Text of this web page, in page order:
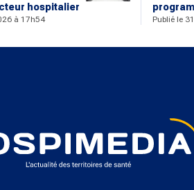
hospitalier
à 17h54 Publié le